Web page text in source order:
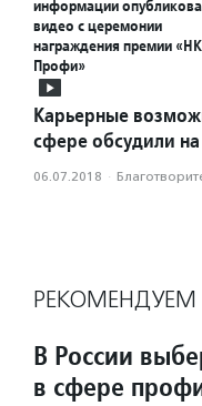
информации
видео с церемонии
награждения премии
Профи»
Карьерные
сфере обсудили
06.07.2018 ·
РЕКОМЕНДУЕМ
В России
в сфере